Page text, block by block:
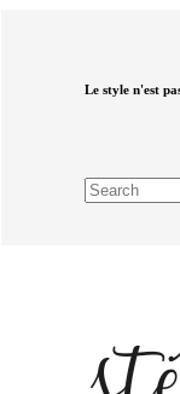
Le style n'est